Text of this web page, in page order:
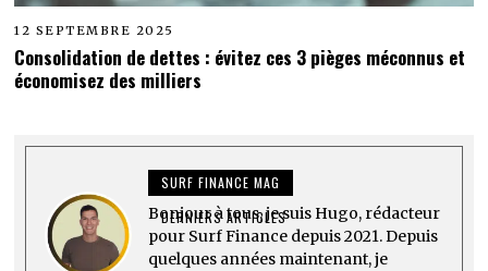
12 SEPTEMBRE 2025
Consolidation de dettes : évitez ces 3 pièges méconnus et
économisez des milliers
SURF FINANCE MAG
DERNIERS ARTICLES
Bonjour à tous, je suis Hugo, rédacteur
pour Surf Finance depuis 2021. Depuis
quelques années maintenant, je